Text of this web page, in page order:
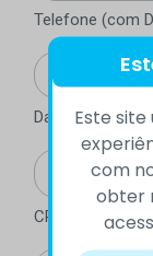
Telefone (com
Data de
CPF
Este
com
obter